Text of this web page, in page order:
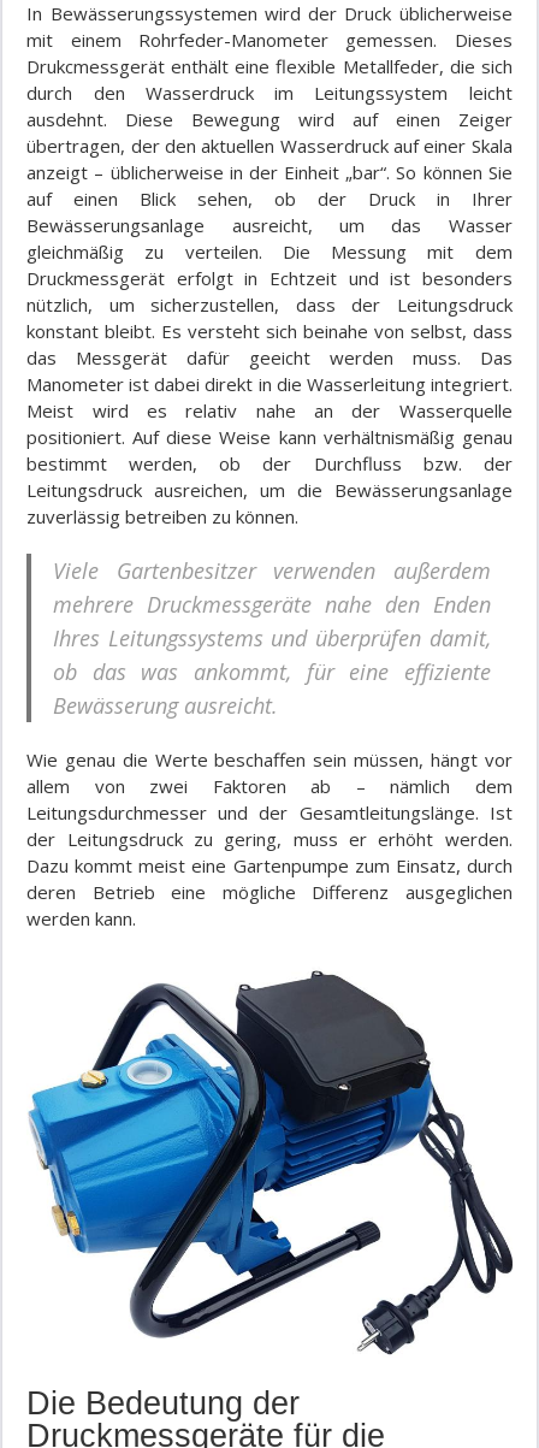
In Bewässerungssystemen wird der Druck üblicherweise
mit einem Rohrfeder-Manometer gemessen. Dieses
Drukcmessgerät enthält eine flexible Metallfeder, die sich
durch den Wasserdruck im Leitungssystem leicht
ausdehnt. Diese Bewegung wird auf einen Zeiger
übertragen, der den aktuellen Wasserdruck auf einer Skala
anzeigt – üblicherweise in der Einheit „bar“. So können Sie
auf einen Blick sehen, ob der Druck in Ihrer
Bewässerungsanlage ausreicht, um das Wasser
gleichmäßig zu verteilen. Die Messung mit dem
Druckmessgerät erfolgt in Echtzeit und ist besonders
nützlich, um sicherzustellen, dass der Leitungsdruck
konstant bleibt. Es versteht sich beinahe von selbst, dass
das Messgerät dafür geeicht werden muss. Das
Manometer ist dabei direkt in die Wasserleitung integriert.
Meist wird es relativ nahe an der Wasserquelle
positioniert. Auf diese Weise kann verhältnismäßig genau
bestimmt werden, ob der Durchfluss bzw. der
Leitungsdruck ausreichen, um die Bewässerungsanlage
zuverlässig betreiben zu können.
Viele Gartenbesitzer verwenden außerdem
mehrere Druckmessgeräte nahe den Enden
Ihres Leitungssystems und überprüfen damit,
ob das was ankommt, für eine effiziente
Bewässerung ausreicht.
Wie genau die Werte beschaffen sein müssen, hängt vor
allem von zwei Faktoren ab – nämlich dem
Leitungsdurchmesser und der Gesamtleitungslänge. Ist
der Leitungsdruck zu gering, muss er erhöht werden.
Dazu kommt meist eine Gartenpumpe zum Einsatz, durch
deren Betrieb eine mögliche Differenz ausgeglichen
werden kann.
Die Bedeutung der
Druckmessgeräte für die